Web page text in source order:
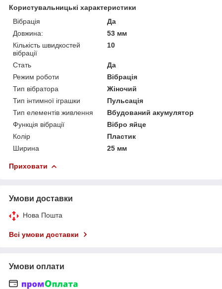
Користувальницькі характеристики
Вібрація
Да
Довжина:
53 мм
Кількість швидкостей
вібрації
10
Стать
Да
Режим роботи
Вібрація
Тип вібратора
Жіночий
Тип інтимної іграшки
Пульсація
Тип елементів живлення
Вбудований акумулятор
Функція вібрації
Вібро яйце
Колір
Пластик
Ширина
25 мм
Приховати
Умови доставки
Нова Пошта
Всі умови доставки
Умови оплати